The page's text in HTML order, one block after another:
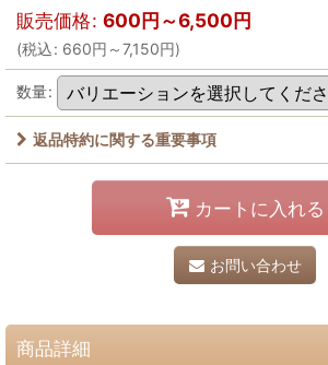
販売価格: 600円～6,500円
(税込: 660円 ～7,150円)
数量:
返品特約に関する重要事項
カートに入れる
お問い合わせ
商品詳細